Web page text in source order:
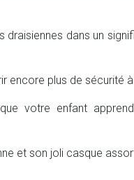
draisiennes dans un
encore plus de sécurité
votre enfant
et son joli casque